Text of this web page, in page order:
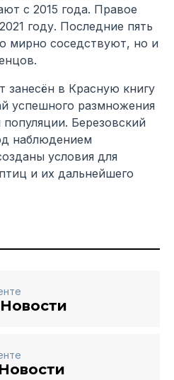
с 2015 года. Правое
году. Последние пять
мирно соседствуют, но и
занесён в Красную книгу
успешного размножения
Березовский
наблюдением
условия для
и их дальнейшего